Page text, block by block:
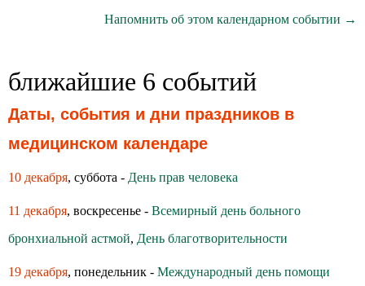
Напомнить об этом календарном событии →
ближайшие 6 событий
Даты, события и дни праздников в
медицинском календаре
10 декабря, суббота - День прав человека
11 декабря, воскресенье - Всемирный день больного
бронхиальной астмой, День благотворительности
19 декабря, понедельник - Международный день помощи